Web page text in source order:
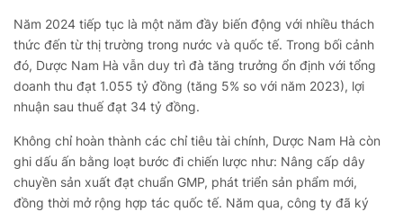
Năm 2024 tiếp tục là một năm đầy biến động với nhiều thách
thức đến từ thị trường trong nước và quốc tế. Trong bối cảnh
đó, Dược Nam Hà vẫn duy trì đà tăng trưởng ổn định với tổng
doanh thu đạt 1.055 tỷ đồng (tăng 5% so với năm 2023), lợi
nhuận sau thuế đạt 34 tỷ đồng.
Không chỉ hoàn thành các chỉ tiêu tài chính, Dược Nam Hà còn
ghi dấu ấn bằng loạt bước đi chiến lược như: Nâng cấp dây
chuyền sản xuất đạt chuẩn GMP, phát triển sản phẩm mới,
đồng thời mở rộng hợp tác quốc tế. Năm qua, công ty đã ký